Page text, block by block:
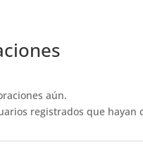
s
p
p
te l
aún.
registrados que